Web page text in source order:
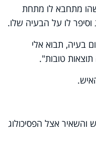
מתחבא לו מתחת
וסיפר לו על הבעיה שלו.
בעיה, תבוא אלי
טובות".
והשאיר אצל הפסיכולוג